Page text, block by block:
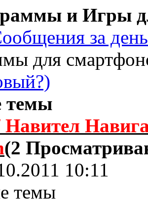
и Игры
за день
для
темы
(2
10:11
темы